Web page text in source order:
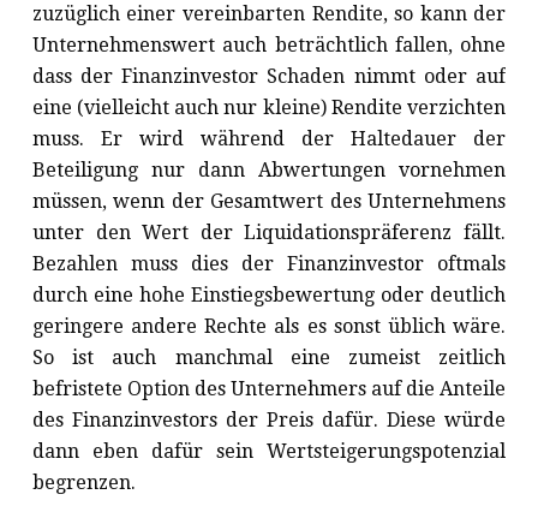
zuzüglich einer vereinbarten Rendite, so kann der
Unternehmenswert auch beträchtlich fallen, ohne
dass der Finanzinvestor Schaden nimmt oder auf
eine (vielleicht auch nur kleine) Rendite verzichten
muss. Er wird während der Haltedauer der
Beteiligung nur dann Abwertungen vornehmen
müssen, wenn der Gesamtwert des Unternehmens
unter den Wert der Liquidationspräferenz fällt.
Bezahlen muss dies der Finanzinvestor oftmals
durch eine hohe Einstiegsbewertung oder deutlich
geringere andere Rechte als es sonst üblich wäre.
So ist auch manchmal eine zumeist zeitlich
befristete Option des Unternehmers auf die Anteile
des Finanzinvestors der Preis dafür. Diese würde
dann eben dafür sein Wertsteigerungspotenzial
begrenzen.